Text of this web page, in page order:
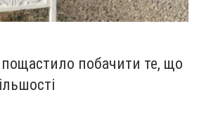
побачити те, що